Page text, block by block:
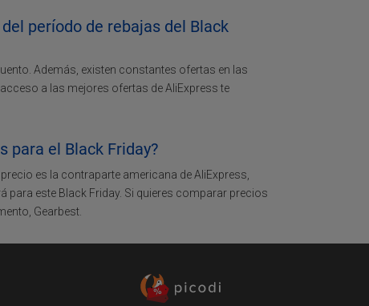
período de rebajas del Black
Además, existen constantes ofertas en las
a las mejores ofertas de AliExpress te
para el Black Friday?
es la contraparte americana de AliExpress,
para este Black Friday. Si quieres comparar precios
Gearbest.